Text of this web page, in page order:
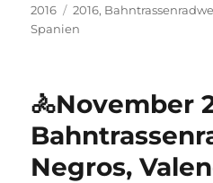
Kategorien
2016 Schlagwörter
2016,
Spanien
🚴November
Negros,